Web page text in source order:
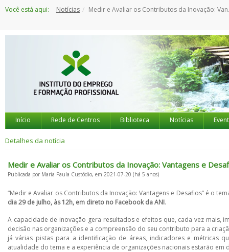
paraVocê está aqui: Notícias Medir e Avaliar os Contributos da Inovação: Vantagens e Desafios
Início Rede de Centros Biblioteca Notícias
Detalhes da notícia
Medir e Avaliar os Contributos da Inovação: Vantagens e
Publicada por Maria Paula Custódio, em 2021-07-20 (há 5 anos)
“Medir e Avaliar os Contributos da Inovação: Vantagens e Desafios” é o
dia 29 de julho, às 12h, em direto no Facebook da ANI.
A capacidade de inovação gera resultados e efeitos que, cada vez
decisão nas organizações e a compreensão do seu contributo para a
já várias pistas para a identificação de áreas, indicadores e métricas
atualidade do tema e a experiência de organizações nacionais estarão em